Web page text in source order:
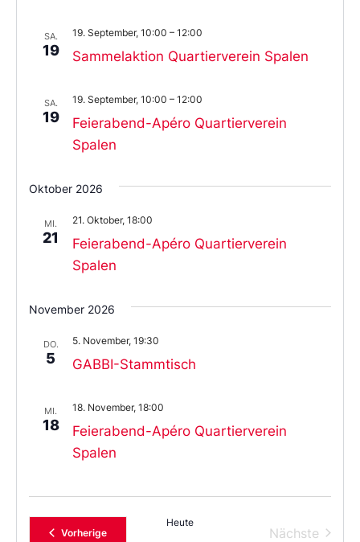
SA.
19 Sammelaktion Quartierverein Spalen
19. September, 10:00 – 12:00
SA.
19
Feierabend-Apéro Quartierverein
Spalen
19. September, 10:00 – 12:00
Oktober 2026
MI.
21
Feierabend-Apéro Quartierverein
Spalen
21. Oktober, 18:00
November 2026
DO.
5 GABBI-Stammtisch
5. November, 19:30
MI.
18
Feierabend-Apéro Quartierverein
Spalen
18. November, 18:00
VorherigeVeranstaltungen
Heute
Nächste